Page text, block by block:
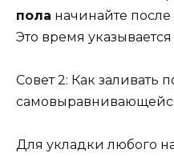
пола начинайте
Это время
Совет 2: Как заливать
Для укладки любого